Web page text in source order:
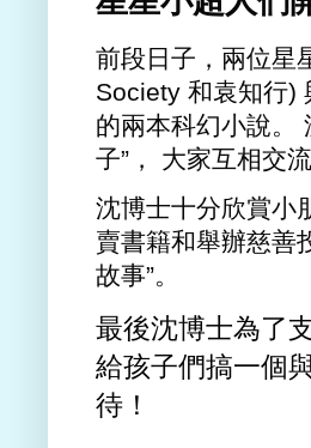
前段日子，兩位星
Society 和袁知行)
的兩本科幻小說。
子”， 大家互相交
沈博士十分欣賞小
賣書籍和舉辦慈善
故事”。
最後沈博士為了
給孩子們搞一個
待！